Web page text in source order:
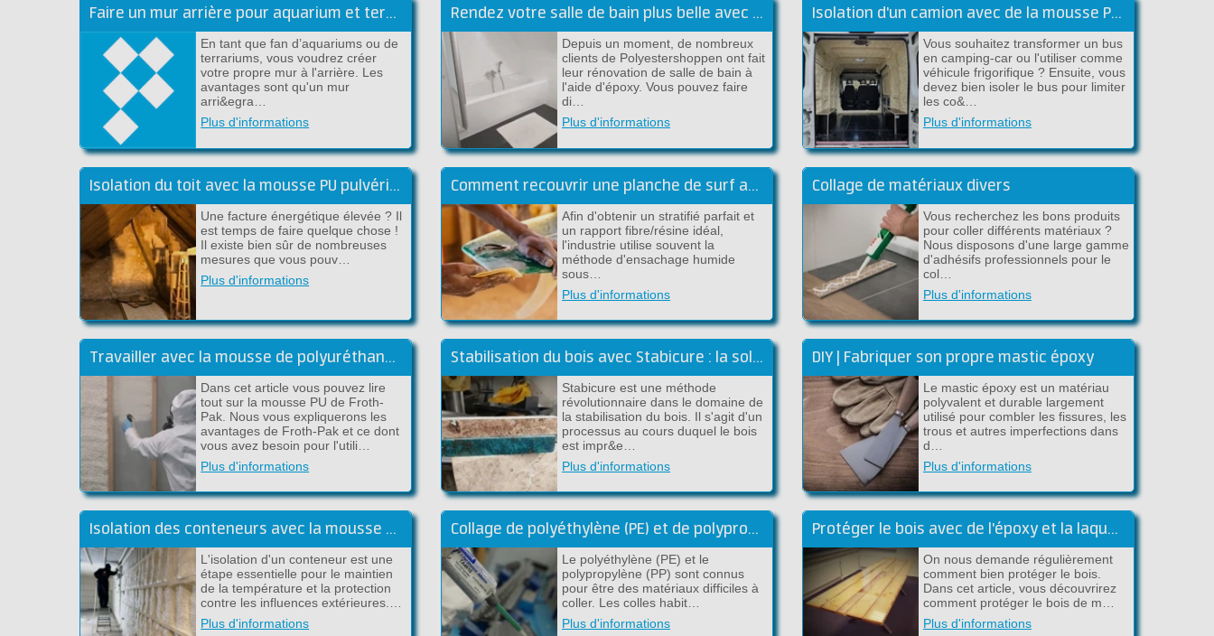
Faire un mur arrière pour aquarium et terrarium en époxy DIY
En tant que fan d’aquariums ou de
terrariums, vous voudrez créer
votre propre mur à l'arrière. Les
avantages sont qu'un mur
arri&egra…
Plus d'informations
Rendez votre salle de bain plus belle avec de l'époxy
Depuis un moment, de nombreux
clients de Polyestershoppen ont fait
leur rénovation de salle de bain à
l'aide d'époxy. Vous pouvez faire
di…
Plus d'informations
Isolation d'un camion avec de la mousse PU pulvérisable
Vous souhaitez transformer un bus
en camping-car ou l'utiliser comme
véhicule frigorifique ? Ensuite, vous
devez bien isoler le bus pour limiter
les co&…
Plus d'informations
Isolation du toit avec la mousse PU pulvérisable de Froth-Pak
Une facture énergétique élevée ? Il
est temps de faire quelque chose !
Il existe bien sûr de nombreuses
mesures que vous pouv…
Plus d'informations
Comment recouvrir une planche de surf avec du tissu en carbone et de l'époxy ?
Afin d'obtenir un stratifié parfait et
un rapport fibre/résine idéal,
l'industrie utilise souvent la
méthode d'ensachage humide
sous…
Plus d'informations
Collage de matériaux divers
Vous recherchez les bons produits
pour coller différents matériaux ?
Nous disposons d'une large gamme
d'adhésifs professionnels pour le
col…
Plus d'informations
Travailler avec la mousse de polyuréthane Froth-Pak - Conseils et astuces
Dans cet article vous pouvez lire
tout sur la mousse PU de Froth-
Pak. Nous vous expliquerons les
avantages de Froth-Pak et ce dont
vous avez besoin pour l'utili…
Plus d'informations
Stabilisation du bois avec Stabicure : la solution pour un bois durable et solide
Stabicure est une méthode
révolutionnaire dans le domaine de
la stabilisation du bois. Il s'agit d'un
processus au cours duquel le bois
est impr&e…
Plus d'informations
DIY | Fabriquer son propre mastic époxy
Le mastic époxy est un matériau
polyvalent et durable largement
utilisé pour combler les fissures, les
trous et autres imperfections dans
d…
Plus d'informations
Isolation des conteneurs avec la mousse PU Froth-Pak
L'isolation d'un conteneur est une
étape essentielle pour le maintien
de la température et la protection
contre les influences extérieures.…
Plus d'informations
Collage de polyéthylène (PE) et de polypropylène (PP)
Le polyéthylène (PE) et le
polypropylène (PP) sont connus
pour être des matériaux difficiles à
coller. Les colles habit…
Plus d'informations
Protéger le bois avec de l'époxy et la laque DD Lak
On nous demande régulièrement
comment bien protéger le bois.
Dans cet article, vous découvrirez
comment protéger le bois de m…
Plus d'informations